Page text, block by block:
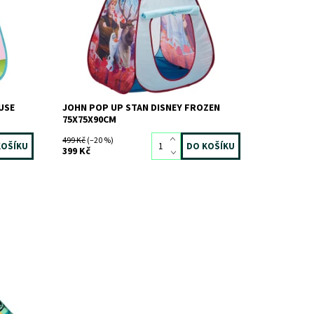
JOHN
JOHN POP UP STAN DISNEY FROZEN
75X75X90CM
499 Kč(–20 %)
399 Kč